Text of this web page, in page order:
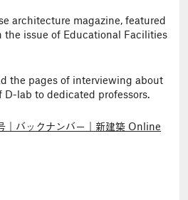
architecture magazine, featured
issue of Educational Facilities
the pages of interviewing about
lab to dedicated professors.
｜バックナンバー｜新建築 Online